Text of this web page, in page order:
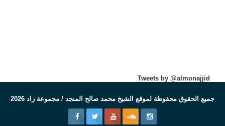
Tweets by @almonajjid
جميع الحقوق محفوظة لموقع الشيخ محمد صالح المنجد / مجموعة زاد 2026